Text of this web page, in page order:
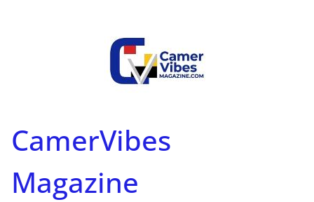
CamerVibes
Magazine